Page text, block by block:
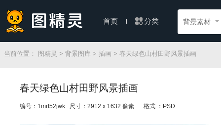
首页 分类 背景素材
当前位置： 图精灵 > 背景图库 > 插画 > 春天绿色山村田野风景插画
春天绿色山村田野风景插画
编号：1mrf52jwk 尺寸：2912 x 1632 像素 格式 ：PSD